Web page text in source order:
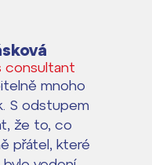
mnoho
S odstupem
že to, co
přátel, které
consultant